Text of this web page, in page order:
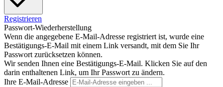
Registrieren
Passwort-Wiederherstellung
Wenn die angegebene E-Mail-Adresse registriert ist, wurde eine
Bestätigungs-E-Mail mit einem Link versandt, mit dem Sie Ihr
Passwort zurücksetzen können.
Wir senden Ihnen eine Bestätigungs-E-Mail. Klicken Sie auf den
darin enthaltenen Link, um Ihr Passwort zu ändern.
Ihre E-Mail-Adresse